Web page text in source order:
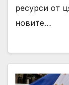
ресурси от
новите…